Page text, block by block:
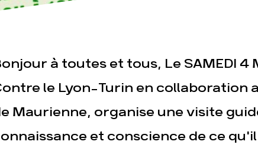
Publications
à toutes et tous, Le SAMEDI 4
le Lyon-Turin en collaboration
Maurienne, organise une visite
et conscience de ce qu'il